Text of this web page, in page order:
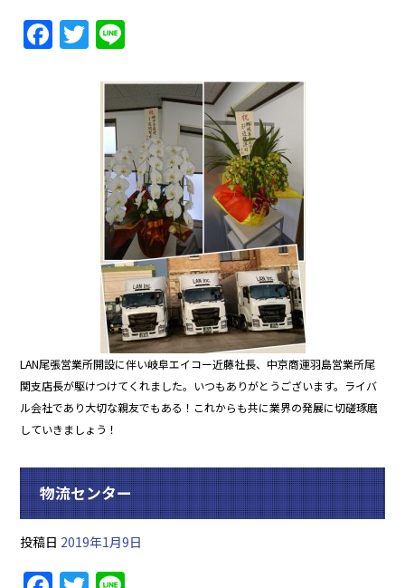
F
a
T
w
itt
er
e
LAN尾張営業所開設に伴い岐阜エイコー近藤社長、中京商運羽島営業所尾
関支店長が駆けつけてくれました。いつもありがとうございます。ライバ
ル会社であり大切な親友でもある！これからも共に業界の発展に切磋琢磨
していきましょう！
物流センター
投稿日 2019年1月9日